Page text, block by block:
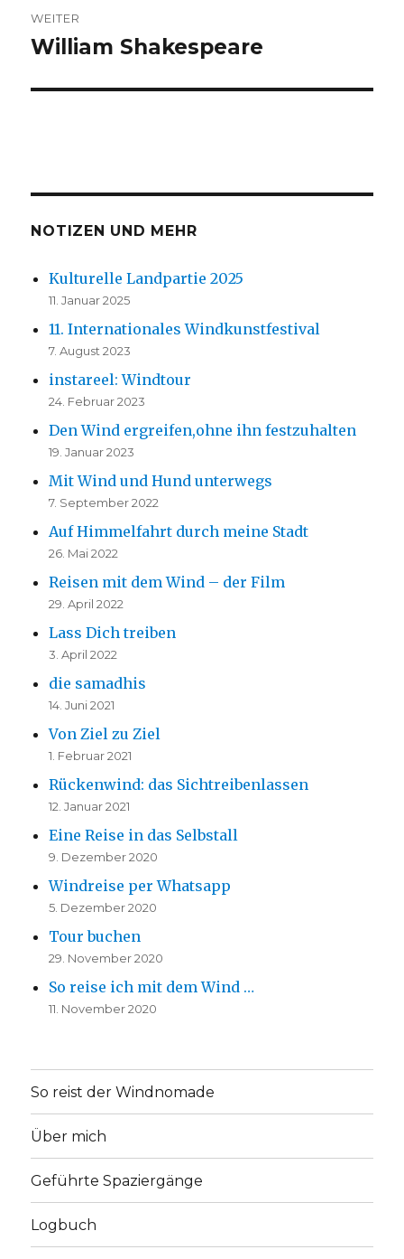
WEITER
Nächster
William Shakespeare
NOTIZEN UND MEHR
Kulturelle Landpartie 2025
11. Januar 2025
11. Internationales Windkunstfestival
7. August 2023
instareel: Windtour
24. Februar 2023
Den Wind ergreifen,ohne ihn festzuhalten
19. Januar 2023
Mit Wind und Hund unterwegs
7. September 2022
Auf Himmelfahrt durch meine Stadt
26. Mai 2022
Reisen mit dem Wind – der Film
29. April 2022
Lass Dich treiben
3. April 2022
die samadhis
14. Juni 2021
Von Ziel zu Ziel
1. Februar 2021
Rückenwind: das Sichtreibenlassen
12. Januar 2021
Eine Reise in das Selbstall
9. Dezember 2020
Windreise per Whatsapp
5. Dezember 2020
Tour buchen
29. November 2020
So reise ich mit dem Wind …
11. November 2020
So reist der Windnomade
Über mich
Geführte Spaziergänge
Logbuch